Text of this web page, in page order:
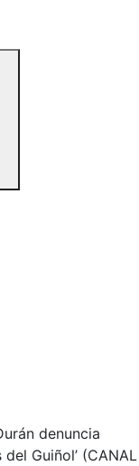
denuncia
Guiñol’ (CANAL